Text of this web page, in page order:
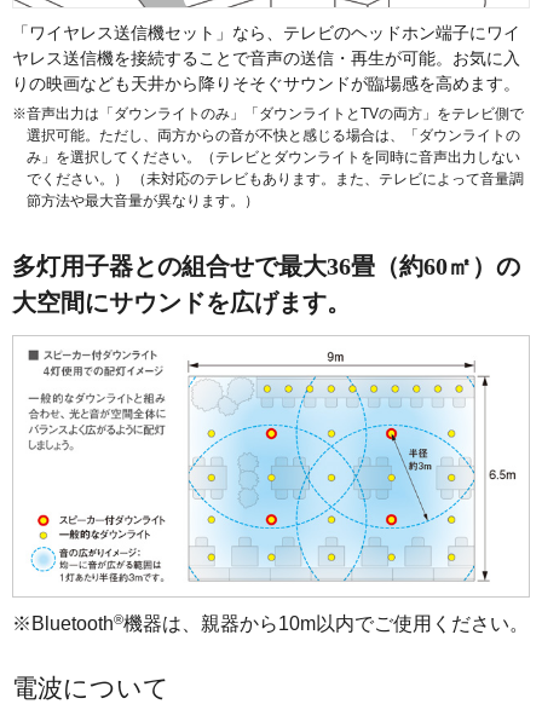
「ワイヤレス送信機セット」なら、テレビのヘッドホン端子にワイ
ヤレス送信機を接続することで音声の送信・再生が可能。お気に入
りの映画なども天井から降りそそぐサウンドが臨場感を高めます。
※音声出力は「ダウンライトのみ」「ダウンライトとTVの両方」をテレビ側で
選択可能。ただし、両方からの音が不快と感じる場合は、「ダウンライトの
み」を選択してください。（テレビとダウンライトを同時に音声出力しない
でください。） （未対応のテレビもあります。また、テレビによって音量調
節方法や最大音量が異なります。）
多灯用子器との組合せで最大36畳（約60㎡）の
大空間にサウンドを広げます。
※Bluetooth®機器は、親器から10m以内でご使用ください。
電波について